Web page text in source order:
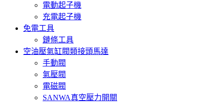
電動起子機
充電起子機
免電工具
鏈條工具
空油壓氣缸閥類接頭馬達
手動閥
氣壓閥
電磁閥
SANWA真空壓力開關